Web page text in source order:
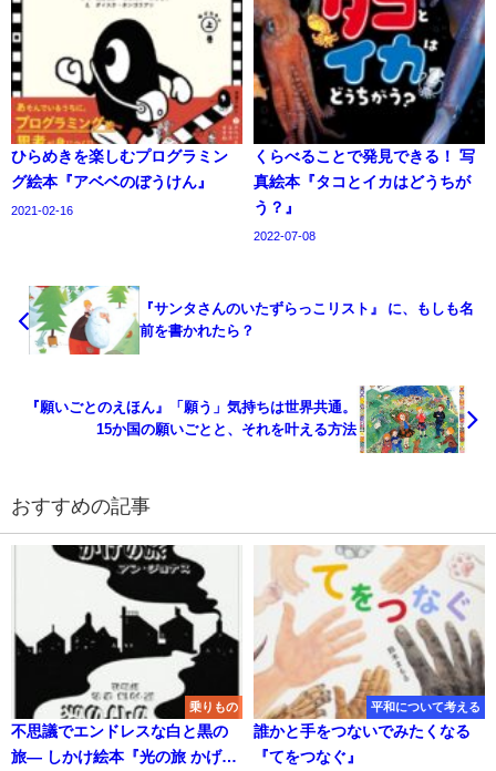
ひらめきを楽しむプログラミン
グ絵本『アベベのぼうけん』
2021-02-16
くらべることで発見できる！ 写
真絵本『タコとイカはどうちが
う？』
2022-07-08
『サンタさんのいたずらっこリスト』 に、もしも名
前を書かれたら？
『願いごとのえほん』「願う」気持ちは世界共通。
15か国の願いごとと、それを叶える方法
おすすめの記事
乗りもの
不思議でエンドレスな白と黒の
旅― しかけ絵本『光の旅 かげの
平和について考える
誰かと手をつないでみたくなる
『てをつなぐ』